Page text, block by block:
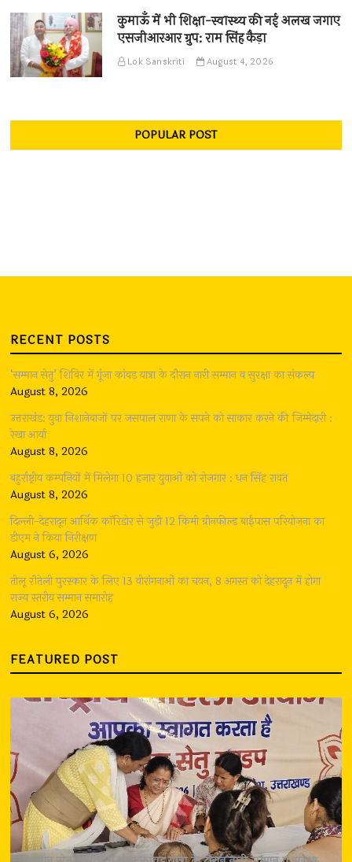
कुमाऊँ में भी शिक्षा-स्वास्थ्य की नई अलख जगाए
एसजीआरआर ग्रुप: राम सिंह कैड़ा
Lok Sanskriti August 4, 2026
POPULAR POST
RECENT POSTS
‘सम्मान सेतु’ शिविर में गूंजा कांवड़ यात्रा के दौरान नारी सम्मान व सुरक्षा का संकल्प
August 8, 2026
उत्तराखंड: युवा निशानेबाजों पर जसपाल राणा के सपने को साकार करने की जिम्मेदारी :
रेखा आर्या
August 8, 2026
बहुर्राष्ट्रीय कम्पनियों में मिलेगा 10 हजार युवाओं को रोजगार : धन सिंह रावत
August 8, 2026
दिल्ली-देहरादून आर्थिक कॉरिडोर से जुड़ी 12 किमी ग्रीनफील्ड बाईपास परियोजना का
डीएम ने किया निरीक्षण
August 6, 2026
तीलू रौतेली पुरस्कार के लिए 13 वीरांगनाओं का चयन, 8 अगस्त को देहरादून में होगा
राज्य स्तरीय सम्मान समारोह
August 6, 2026
FEATURED POST